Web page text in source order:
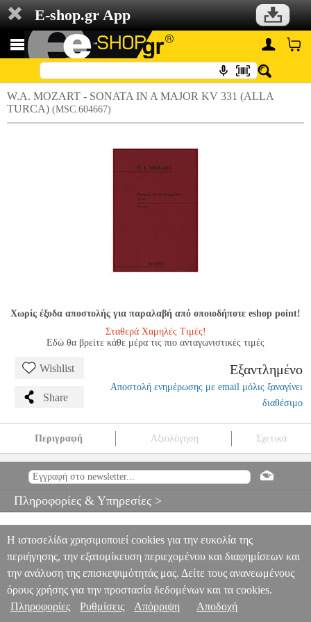
E-shop.gr App
W.A. MOZART - SONATA IN A MAJOR KV 331 (ALLA
TURCA) (MSC.604667)
Χωρίς έξοδα αποστολής για παραλαβή από οποιοδήποτε eshop point!
Σταθερά Χαμηλές Τιμές!
Εδώ θα βρείτε κάθε μέρα τις πιο ανταγωνιστικές τιμές
Wishlist
Share
Εξαντλημένο
Αποστολή ενημέρωσης με email μόλις ξαναγίνει
διαθέσιμο
Περιγραφή Αξιολόγηση Σχετικά
TURCA) MSC.604667 MSC.604667
RICORDI
A MAJOR KV 331 (ALLA TURCA)
Πληροφορίες & Υπηρεσίες >
Η ιστοσελίδα χρησιμοποιεί cookies για την ευκολία της
περιήγησης, την εξατομίκευση περιεχομένου και διαφημίσεων και
την ανάλυση της επισκεψιμότητάς μας. Δείτε τους ανανεωμένους
όρους χρήσης για την προστασία δεδομένων και τα cookies.
Πληροφορίες
Ρυθμίσεις Απόρριψη Αποδοχή